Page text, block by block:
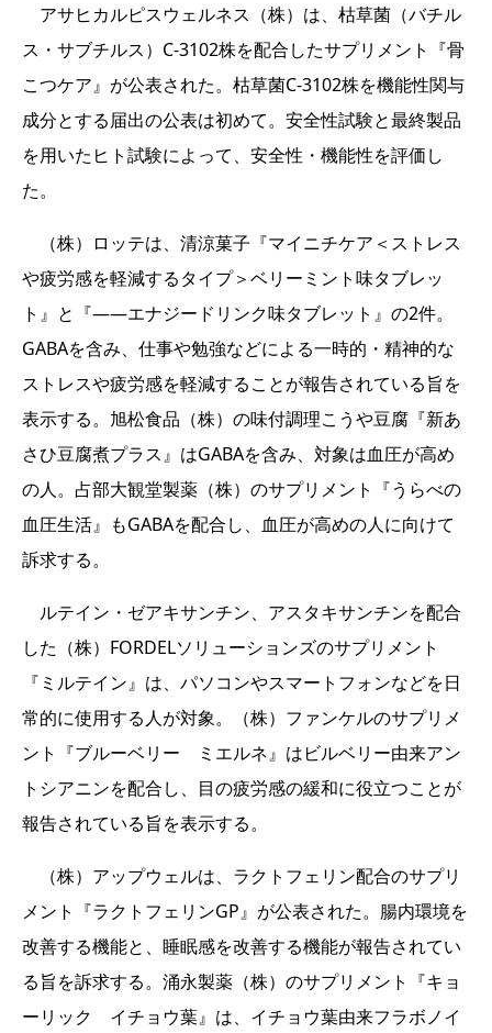
アサヒカルピスウェルネス（株）は、枯草菌（バチル
ス・サブチルス）C-3102株を配合したサプリメント『骨
こつケア』が公表された。枯草菌C-3102株を機能性関与
成分とする届出の公表は初めて。安全性試験と最終製品
を用いたヒト試験によって、安全性・機能性を評価し
た。
（株）ロッテは、清涼菓子『マイニチケア＜ストレス
や疲労感を軽減するタイプ＞ベリーミント味タブレッ
ト』と『――エナジードリンク味タブレット』の2件。
GABAを含み、仕事や勉強などによる一時的・精神的な
ストレスや疲労感を軽減することが報告されている旨を
表示する。旭松食品（株）の味付調理こうや豆腐『新あ
さひ豆腐煮プラス』はGABAを含み、対象は血圧が高め
の人。占部大観堂製薬（株）のサプリメント『うらべの
血圧生活』もGABAを配合し、血圧が高めの人に向けて
訴求する。
ルテイン・ゼアキサンチン、アスタキサンチンを配合
した（株）FORDELソリューションズのサプリメント
『ミルテイン』は、パソコンやスマートフォンなどを日
常的に使用する人が対象。（株）ファンケルのサプリメ
ント『ブルーベリー ミエルネ』はビルベリー由来アン
トシアニンを配合し、目の疲労感の緩和に役立つことが
報告されている旨を表示する。
（株）アップウェルは、ラクトフェリン配合のサプリ
メント『ラクトフェリンGP』が公表された。腸内環境を
改善する機能と、睡眠感を改善する機能が報告されてい
る旨を訴求する。涌永製薬（株）のサプリメント『キョ
ーリック イチョウ葉』は、イチョウ葉由来フラボノイ